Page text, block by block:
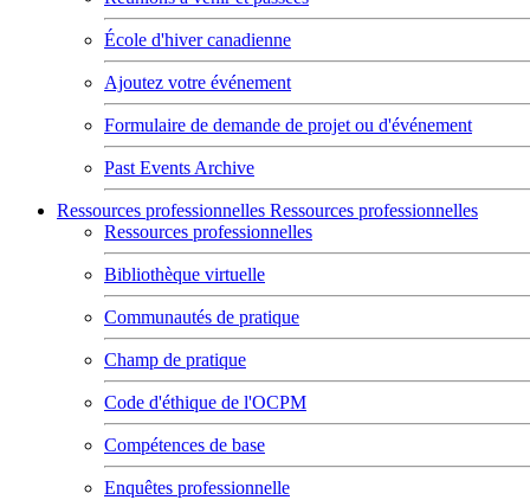
École d'hiver canadienne
Ajoutez votre événement
Formulaire de demande de projet ou d'événement
Past Events Archive
Ressources professionnelles Ressources professionnelles
Ressources professionnelles
Bibliothèque virtuelle
Communautés de pratique
Champ de pratique
Code d'éthique de l'OCPM
Compétences de base
Enquêtes professionnelle